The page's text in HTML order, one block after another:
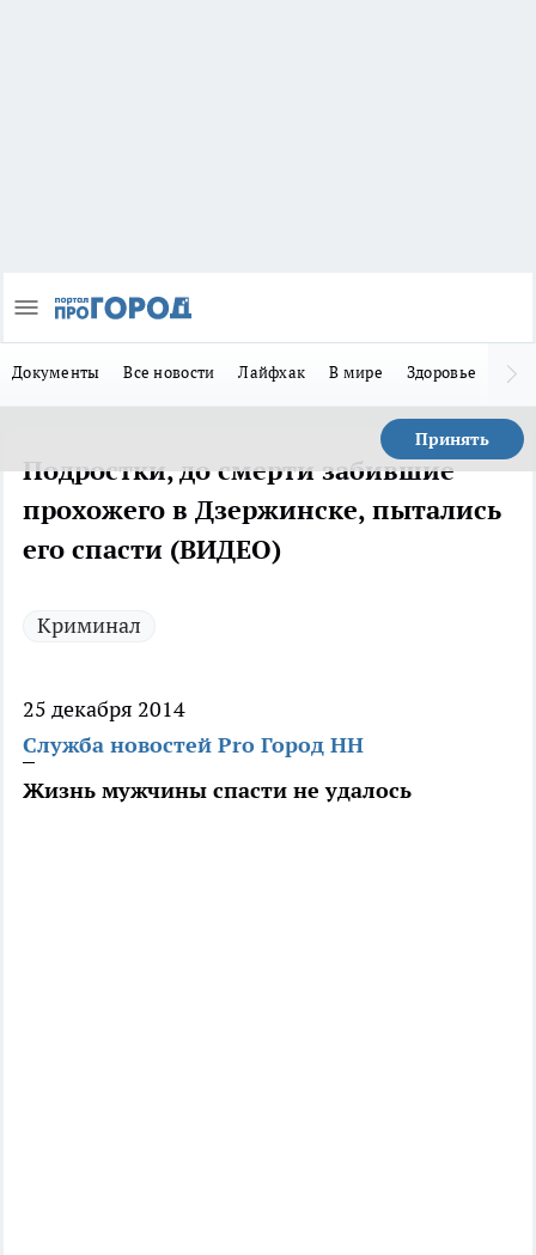
Документы Все новости Лайфхак В мире Здоровье
Принять
Подростки, до смерти забившие
прохожего в Дзержинске, пытались
его спасти (ВИДЕО)
Криминал
25 декабря 2014
Служба новостей Pro Город НН
Жизнь мужчины спасти не удалось